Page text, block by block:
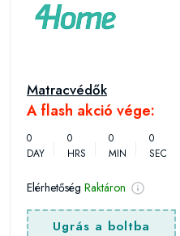
Matracvédők
A flash akció vége:
0
DAY
0
HRS
0
MIN
0
SEC
Elérhetőség Raktáron
Ugrás a boltba